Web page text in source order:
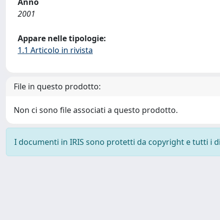
2001
Appare nelle tipologie:
1.1 Articolo in rivista
File in questo prodotto:
Non ci sono file associati a questo prodotto.
I documenti in IRIS sono protetti da copyright e tutti i